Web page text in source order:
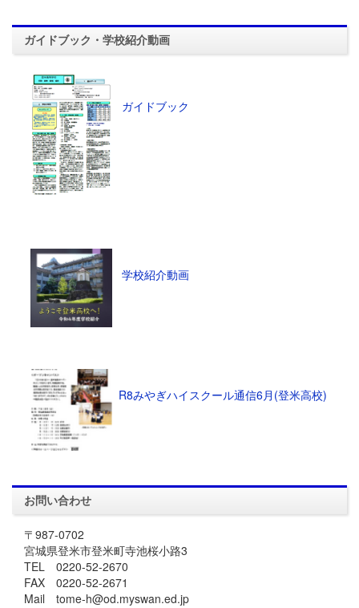
ガイドブック・学校紹介動画
ガイドブック
学校紹介動画
R8みやぎハイスクール通信6月(登米高校)
お問い合わせ
〒987-0702
宮城県登米市登米町寺池桜小路3
TEL 0220-52-2670
FAX 0220-52-2671
Mail tome-h@od.myswan.ed.jp